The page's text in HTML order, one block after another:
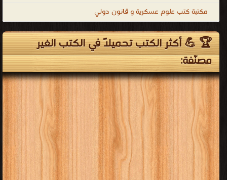
مكتبة كتب علوم عسكرية و قانون دولي
🏆 💪 أكثر الكتب تحميلاً في الكتب الغير
مصنّفة: